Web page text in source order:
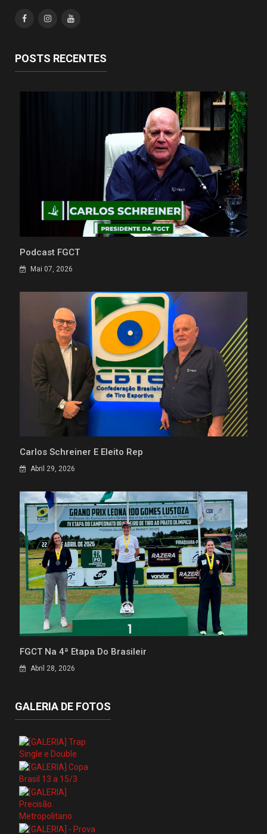
POSTS RECENTES
Podcast FGCT
Mai 07, 2026
Carlos Schreiner É Eleito Rep
Abril 29, 2026
FGCT Na 4ª Etapa Do Brasileir
Abril 28, 2026
GALERIA DE FOTOS